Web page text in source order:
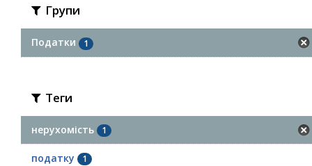
Групи
Податки 1
Теги
нерухомість 1
податку 1